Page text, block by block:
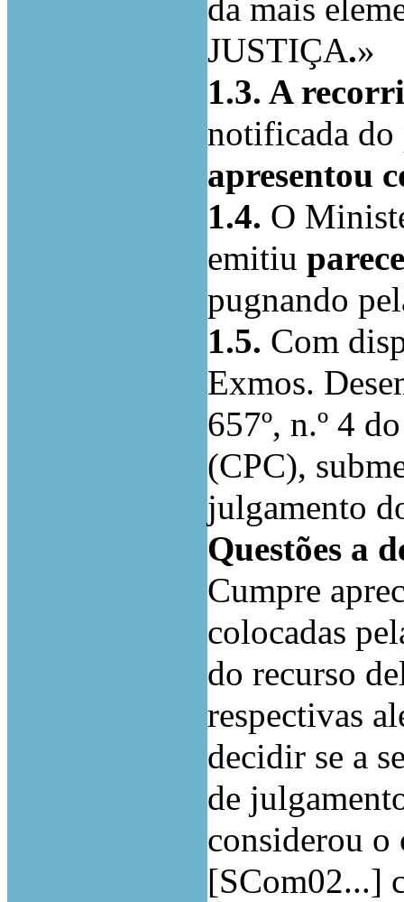
da mais
JUSTIÇA.»
1.3. A
notificada do
apresentou
1.4. O
emitiu
pugnando
1.5. Com
Exmos.
657º, n.º 4
(CPC),
julgamento
Questões a
Cumpre
colocadas
do recurso
respectivas
decidir se a
de
considerou o
[SCom02...]